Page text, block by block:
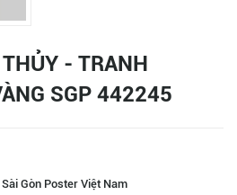
- TRANH
SGP 442245
Gòn Poster Việt Nam